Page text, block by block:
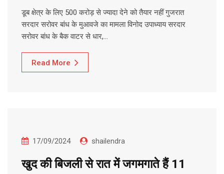
डूब क्षेत्र के लिए 500 करोड़ से ज्यादा देने को तैयार नहीं गुजरात
सरदार सरोवर बांध के मुआवजे का मामला विनोद उपाध्याय सरदार
सरोवर बांध के बैक वाटर से धार,…
Read More
17/09/2024 shailendra
खुद की बिजली से रात में जगमगाते हैं 11